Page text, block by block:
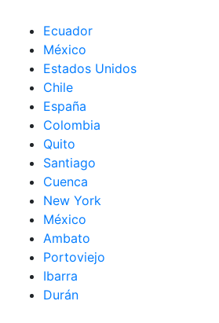
Ecuador
México
Estados Unidos
Chile
España
Colombia
Quito
Santiago
Cuenca
New York
México
Ambato
Portoviejo
Ibarra
Durán